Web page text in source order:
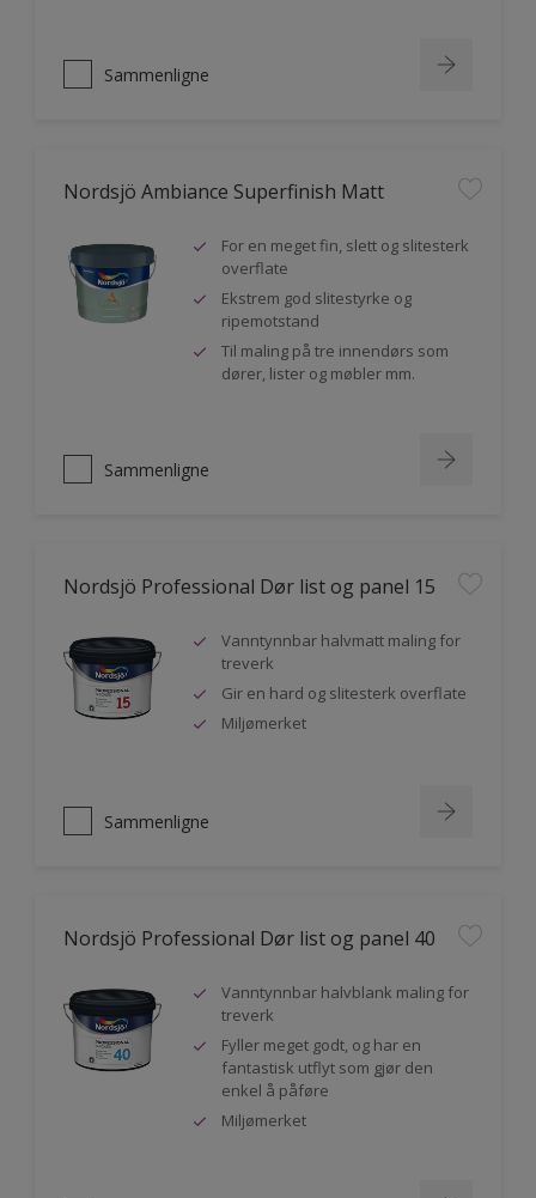
Sammenligne
Nordsjö Ambiance Superfinish Matt
For en meget fin, slett og slitesterk
overflate
Ekstrem god slitestyrke og
ripemotstand
Til maling på tre innendørs som
dører, lister og møbler mm.
Sammenligne
Nordsjö Professional Dør list og panel 15
Vanntynnbar halvmatt maling for
treverk
Gir en hard og slitesterk overflate
Miljømerket
Sammenligne
Nordsjö Professional Dør list og panel 40
Vanntynnbar halvblank maling for
treverk
Fyller meget godt, og har en
fantastisk utflyt som gjør den
enkel å påføre
Miljømerket